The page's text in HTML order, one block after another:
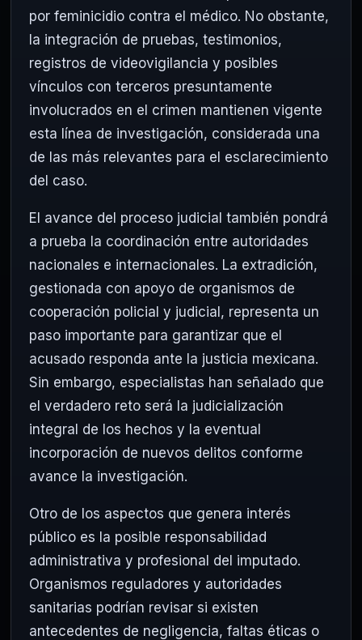
por feminicidio contra el médico. No obstante,
la integración de pruebas, testimonios,
registros de videovigilancia y posibles
vínculos con terceros presuntamente
involucrados en el crimen mantienen vigente
esta línea de investigación, considerada una
de las más relevantes para el esclarecimiento
del caso.
El avance del proceso judicial también pondrá
a prueba la coordinación entre autoridades
nacionales e internacionales. La extradición,
gestionada con apoyo de organismos de
cooperación policial y judicial, representa un
paso importante para garantizar que el
acusado responda ante la justicia mexicana.
Sin embargo, especialistas han señalado que
el verdadero reto será la judicialización
integral de los hechos y la eventual
incorporación de nuevos delitos conforme
avance la investigación.
Otro de los aspectos que genera interés
público es la posible responsabilidad
administrativa y profesional del imputado.
Organismos reguladores y autoridades
sanitarias podrían revisar si existen
antecedentes de negligencia, faltas éticas o